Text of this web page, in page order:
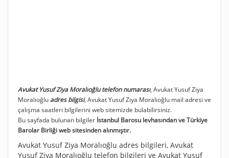
Avukat Yusuf Ziya Moralıoğlu telefon numarası, Avukat Yusuf Ziya
Moralıoğlu adres bilgisi, Avukat Yusuf Ziya Moralıoğlu mail adresi ve
çalışma saatleri bilgilerini web sitemizde bulabilirsiniz.
Bu sayfada bulunan bilgiler İstanbul Barosu levhasından ve Türkiye
Barolar Birliği web sitesinden alınmıştır.
Avukat Yusuf Ziya Moralıoğlu adres bilgileri, Avukat
Yusuf Ziya Moralıoğlu telefon bilgileri ve Avukat Yusuf